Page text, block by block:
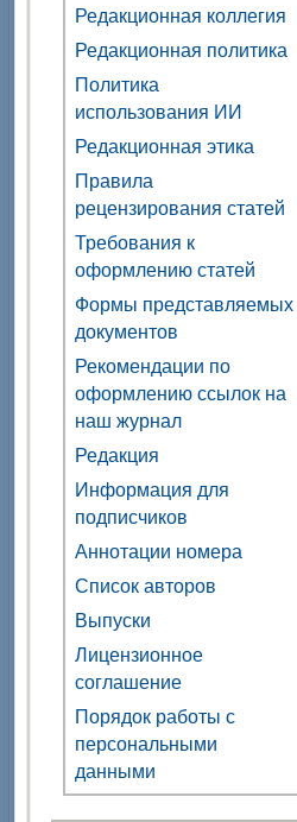
Редакционная коллегия
Редакционная политика
Политика
использования ИИ
Редакционная этика
Правила
рецензирования статей
Требования к
оформлению статей
Формы представляемых
документов
Рекомендации по
оформлению ссылок на
наш журнал
Редакция
Информация для
подписчиков
Аннотации номера
Список авторов
Выпуски
Лицензионное
соглашение
Порядок работы с
персональными
данными